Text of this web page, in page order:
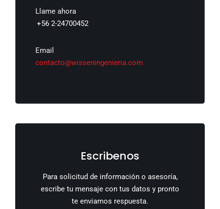
Llame ahora
+56 2-24700452
Email
contacto@wisseningenieria.com
Escribenos
Para solicitud de información o asesoría,
escribe tu mensaje con tus datos y pronto
te enviamos respuesta.